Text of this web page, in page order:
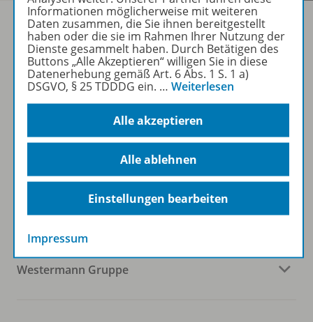
Sofort profitieren
Zum Newsletter anmelden
Folgen Sie uns auf Social Media
Westermann Gruppe
Informationen möglicherweise mit weiteren
Daten zusammen, die Sie ihnen bereitgestellt
haben oder die sie im Rahmen Ihrer Nutzung der
Dienste gesammelt haben. Durch Betätigen des
Buttons „Alle Akzeptieren“ willigen Sie in diese
Datenerhebung gemäß Art. 6 Abs. 1 S. 1 a)
DSGVO, § 25 TDDDG ein. … Weiterlesen
Alle akzeptieren
Alle ablehnen
Einstellungen bearbeiten
Impressum